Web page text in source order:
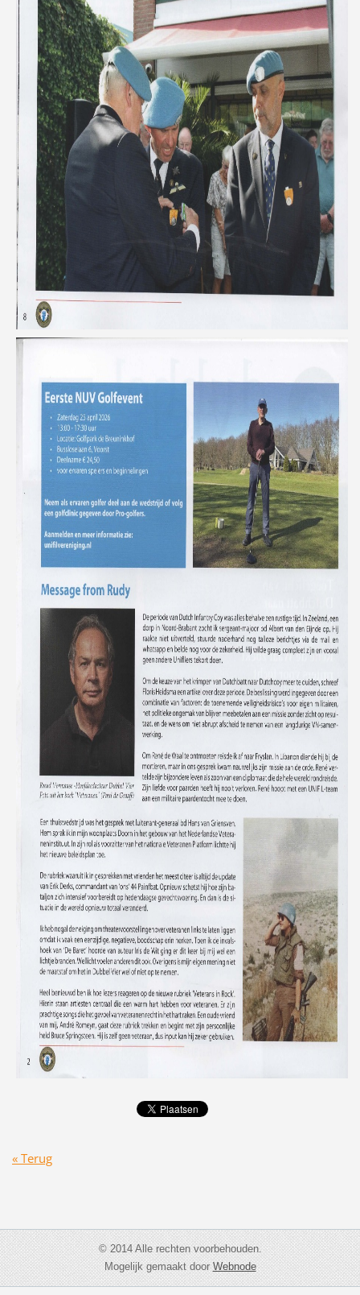
« Terug
© 2014 Alle rechten voorbehouden.
Mogelijk gemaakt doorWebnode